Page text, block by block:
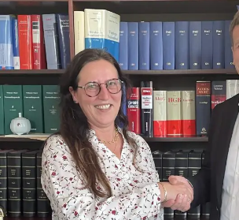
Santerne Aquitaine
Santerne Champagne Ardenne
Santerne Fluides
Santerne IDF
Santerne Marseille
Santerne Tertiaire et Santé
Sarrasola
Schoro Electricité
Schuh Bodentechnik